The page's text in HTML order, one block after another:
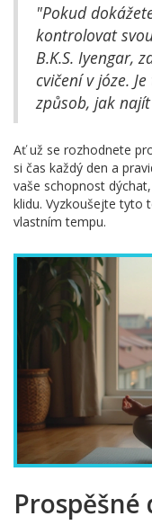
"Pokud
kontrolovat
B.K.S. Iyengar,
cvičení v józe.
způsob, jak
Ať už se rozhodnete
si čas každý den a
vaše schopnost
klidu. Vyzkoušejte tyto
vlastním tempu.
Prospěšné